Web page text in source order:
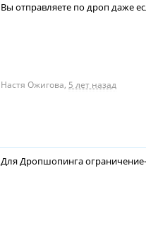
Вы отправляете по дроп даже
Настя Ожигова, 5 лет назад
Для Дропшопинга